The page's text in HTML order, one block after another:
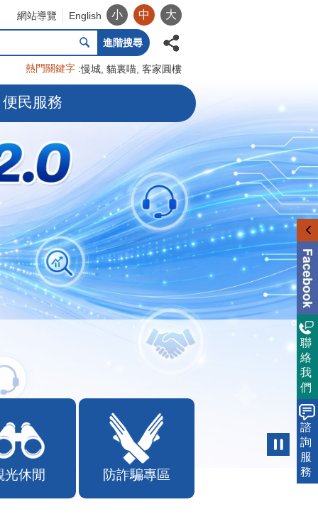
網站導覽 English 小 中 大
進階搜尋
熱門關鍵字 慢城 貓裏喵 客家圓樓
便民服務
光休閒 防詐騙專區
聯
絡
我
們
諮
詢
服
務